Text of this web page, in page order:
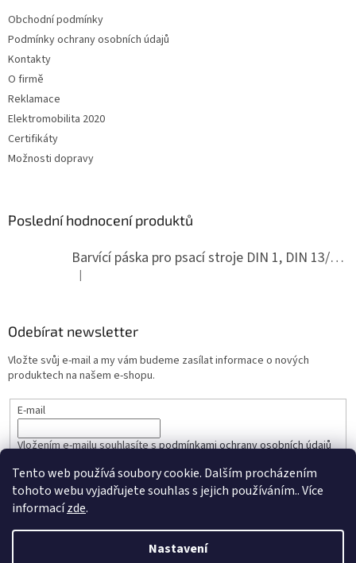
Tento web používá soubory cookie. Dalším procházením
tohoto webu vyjadřujete souhlas s jejich používáním.. Více
informacízde.
Nastavení
Obchodní podmínky
Podmínky ochrany osobních údajů
Kontakty
O firmě
Reklamace
Elektromobilita 2020
Certifikáty
Možnosti dopravy
Poslední hodnocení produktů
Barvící páska pro psací stroje DIN 1, DIN 13/10, LAND, PA červenočerná
Hodnocení produktu je 5 z 5 hvězdiček.
|
Odebírat newsletter
Vložte svůj e-mail a my vám budeme zasílat informace o nových
produktech na našem e-shopu.
E-mail
Vložením e-mailu souhlasíte spodmínkami ochrany osobních údajů
PŘIHLÁSIT SE
Vytvořil Shoptet